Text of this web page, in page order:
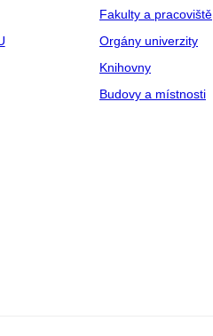
Fakulty a pracoviště
Orgány univerzity
Knihovny
Budovy a místnosti